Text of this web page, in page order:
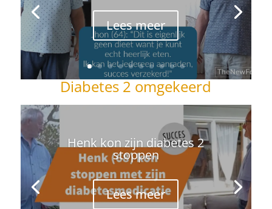
Lees meer
Diabetes 2 omgekeerd
Henk kon zijn diabetes 2
stoppen
Lees meer